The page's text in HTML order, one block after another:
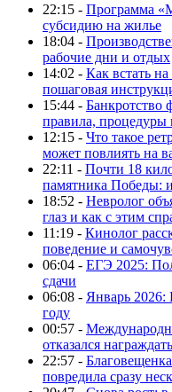
22:15 - Программа
субсидию на жилье
18:04 -
рабочие дни и отдых
14:02 - Как встать
пошаговая
15:44 - Банкротство
правила, процедуры
12:15 - Что такое
может повлиять на
22:11 - Почти 18
памятника Победы:
18:52 - Невролог
глаз и как с этим
11:19 - Кинолог
поведение и
06:04 - ЕГЭ 2025:
сдачи
06:08 - Январь 2026:
году
00:57 -
отказался
22:57 -
повредила сразу